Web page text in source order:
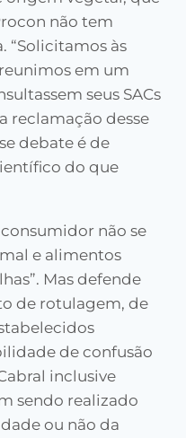
não tem
“Solicitamos às
em um
seus SACs
reclamação desse
debate é de
do que
não se
e alimentos
Mas defende
de rotulagem, de
de confusão
inclusive
sendo realizado
ou não da